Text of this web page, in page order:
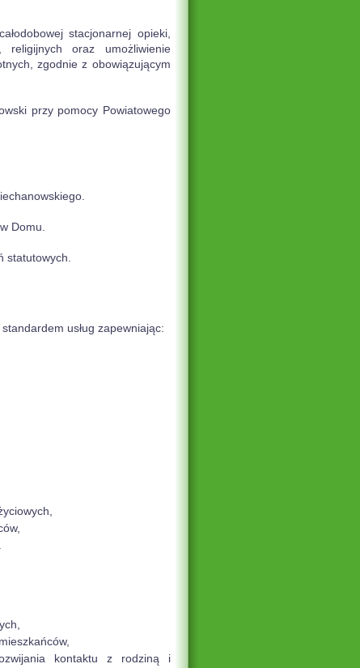
stacjonarnej opieki,
religijnych oraz umożliwienie
zgodnie z obowiązującym
przy pomocy Powiatowego
Domu.
statutowych.
usług zapewniając:
kontaktu z rodziną i